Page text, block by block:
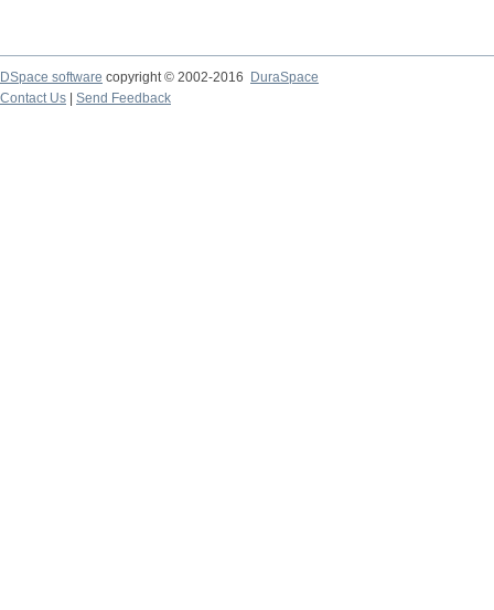
DSpace software copyright © 2002-2016
DuraSpace
Contact Us
Send Feedback